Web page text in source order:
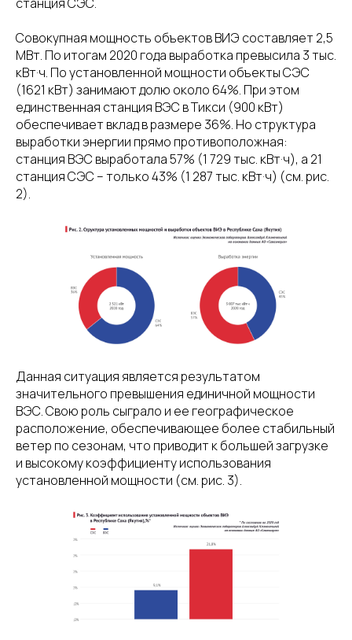
Совокупная мощность объектов ВИЭ составляет 2,5
МВт. По итогам 2020 года выработка превысила 3 тыс.
кВт·ч. По установленной мощности объекты СЭС
(1621 кВт) занимают долю около 64%. При этом
единственная станция ВЭС в Тикси (900 кВт)
обеспечивает вклад в размере 36%. Но структура
выработки энергии прямо противоположная:
станция ВЭС выработала 57% (1 729 тыс. кВт·ч), а 21
станция СЭС – только 43% (1 287 тыс. кВт·ч) (см. рис.
2).
Данная ситуация является результатом
значительного превышения единичной мощности
ВЭС. Свою роль сыграло и ее географическое
расположение, обеспечивающее более стабильный
ветер по сезонам, что приводит к большей загрузке
и высокому коэффициенту использования
установленной мощности (см. рис. 3).